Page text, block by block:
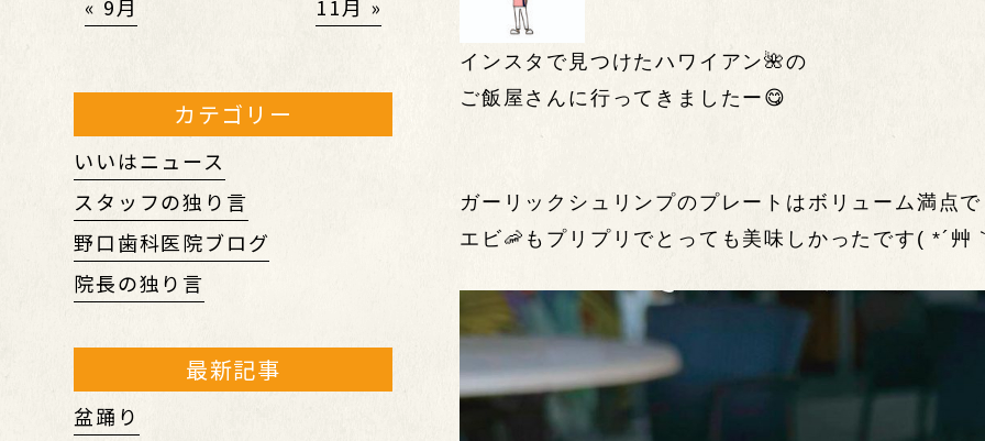
インスタで見つけたハワイアン🌺の
ご飯屋さんに行ってきましたー😋
ガーリックシュリンプのプレートはボリューム満点で
エビ🦐もプリプリでとっても美味しかったです( *´艸
« 9月 11月 »
カテゴリー
いいはニュース
スタッフの独り言
野口歯科医院ブログ
院長の独り言
最新記事
盆踊り